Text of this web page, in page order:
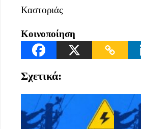
Καστοριάς
Κοινοποίηση
Σχετικά: